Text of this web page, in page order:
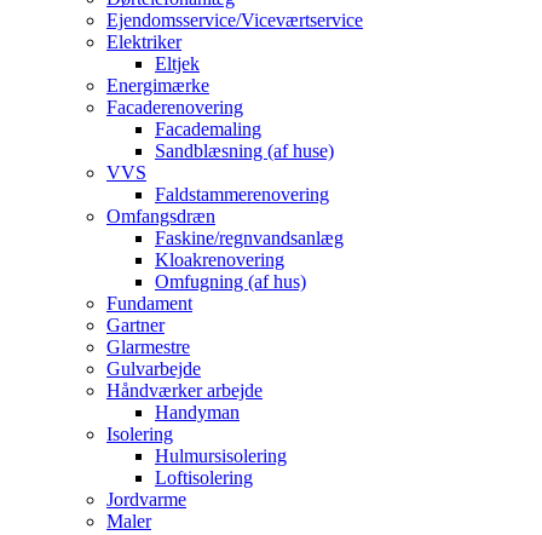
Ejendomsservice/Viceværtservice
Elektriker
Eltjek
Energimærke
Facaderenovering
Facademaling
Sandblæsning (af huse)
VVS
Faldstammerenovering
Omfangsdræn
Faskine/regnvandsanlæg
Kloakrenovering
Omfugning (af hus)
Fundament
Gartner
Glarmestre
Gulvarbejde
Håndværker arbejde
Handyman
Isolering
Hulmursisolering
Loftisolering
Jordvarme
Maler